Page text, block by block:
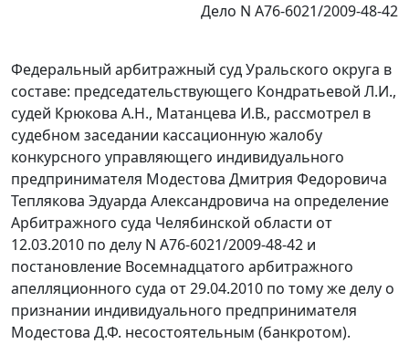
Дело N А76-6021/2009-48-42
Федеральный арбитражный суд Уральского округа в
составе: председательствующего Кондратьевой Л.И.,
судей Крюкова А.Н., Матанцева И.В., рассмотрел в
судебном заседании кассационную жалобу
конкурсного управляющего индивидуального
предпринимателя Модестова Дмитрия Федоровича
Теплякова Эдуарда Александровича на определение
Арбитражного суда Челябинской области от
12.03.2010 по делу N А76-6021/2009-48-42 и
постановление Восемнадцатого арбитражного
апелляционного суда от 29.04.2010 по тому же делу о
признании индивидуального предпринимателя
Модестова Д.Ф. несостоятельным (банкротом).